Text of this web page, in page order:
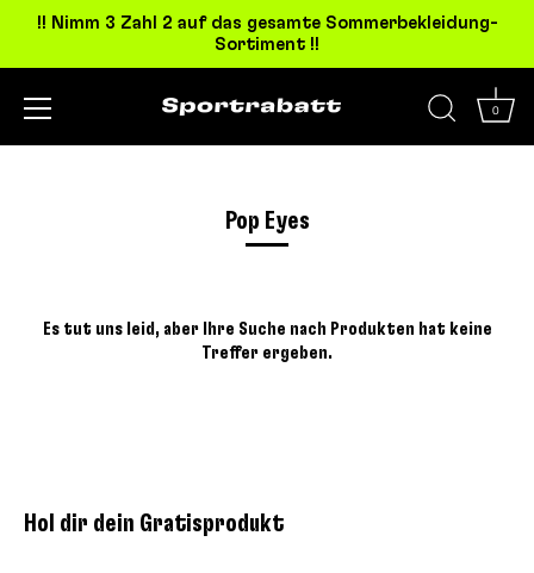
!! Nimm 3 Zahl 2 auf das gesamte Sommerbekleidung-
Sortiment !!
0
Pop Eyes
Es tut uns leid, aber Ihre Suche nach Produkten hat keine
Treffer ergeben.
Hol dir dein Gratisprodukt